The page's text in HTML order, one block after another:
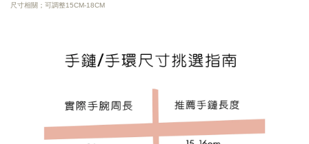
尺寸相關；可調整15CM-18CM